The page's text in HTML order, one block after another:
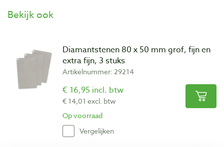
Bekijk ook
Diamantstenen 80 x 50 mm grof, fijn en
extra fijn, 3 stuks
Artikelnummer: 29214
€ 16,95 incl. btw
€ 14,01 excl. btw
Op voorraad
Vergelijken